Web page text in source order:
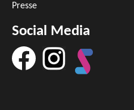
Presse
Social Media